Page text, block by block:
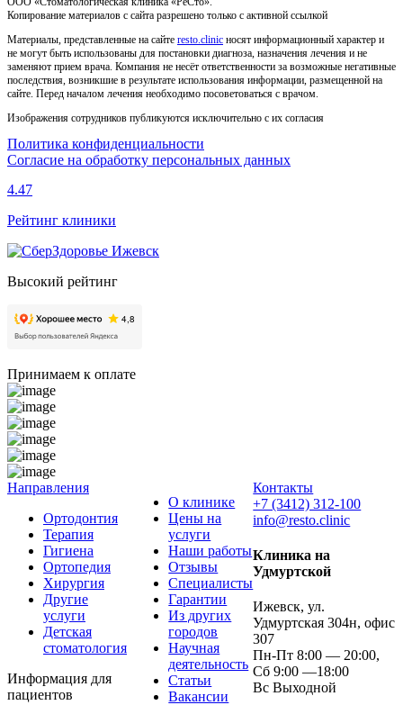
Копирование материалов с сайта разрешено только с активной ссылкой
Материалы, представленные на сайте resto.clinic носят информационный характер и
не могут быть использованы для постановки диагноза, назначения лечения и не
заменяют прием врача. Компания не несёт ответственности за возможные негативные
последствия, возникшие в результате использования информации, размещенной на
сайте. Перед началом лечения необходимо посоветоваться с врачом.
Изображения сотрудников публикуются исключительно с их согласия
Политика конфиденциальности
Согласие на обработку персональных данных
4.47
Рейтинг клиники
Высокий рейтинг
Принимаем к оплате
Направления
Ортодонтия
Терапия
Гигиена
Ортопедия
Хирургия
Другие
услуги
Детская
стоматология
Информация для
пациентов
О клинике
Цены на
услуги
Наши работы
Отзывы
Специалисты
Гарантии
Из других
городов
Научная
деятельность
Статьи
Вакансии
Контакты
+7 (3412) 312-100
info@resto.clinic
Клиника на
Удмуртской
Ижевск, ул.
Удмуртская 304н, офис
307
Пн-Пт 8:00 — 20:00,
Сб 9:00 —18:00
Вс Выходной